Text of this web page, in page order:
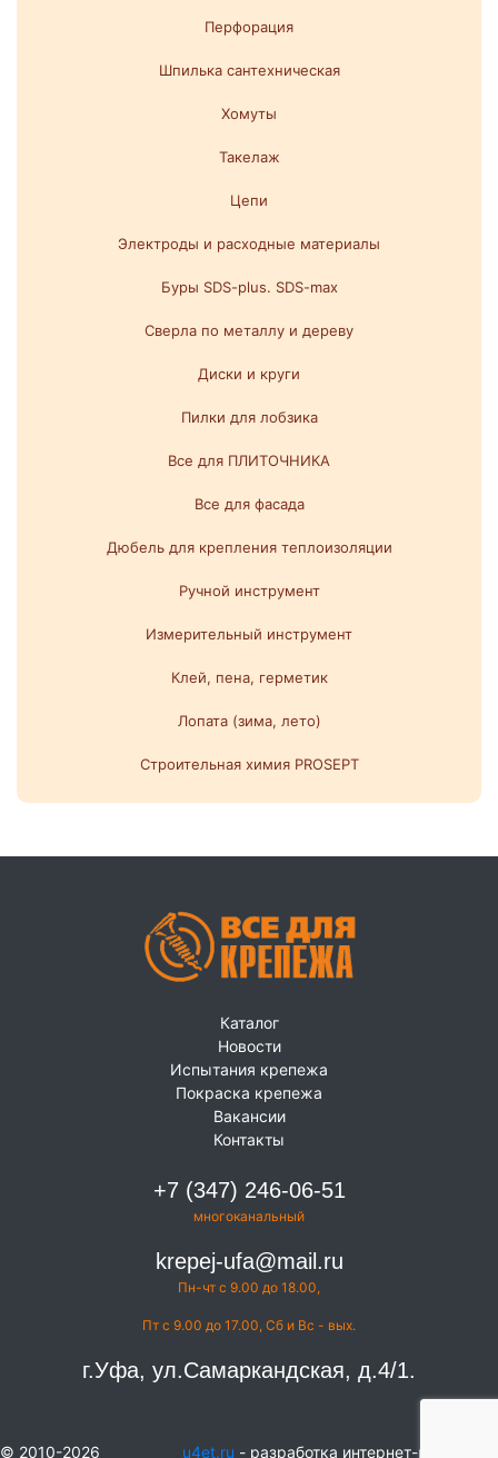
Перфорация
Шпилька сантехническая
Хомуты
Такелаж
Цепи
Электроды и расходные материалы
Буры SDS-plus. SDS-max
Сверла по металлу и дереву
Диски и круги
Пилки для лобзика
Все для ПЛИТОЧНИКА
Все для фасада
Дюбель для крепления теплоизоляции
Ручной инструмент
Измерительный инструмент
Клей, пена, герметик
Лопата (зима, лето)
Строительная химия PROSEPT
Каталог
Новости
Испытания крепежа
Покраска крепежа
Вакансии
Контакты
+7 (347) 246-06-51
многоканальный
krepej-ufa@mail.ru
Пн-чт с 9.00 до 18.00,
Пт с 9.00 до 17.00, Сб и Вс - вых.
г.Уфа, ул.Самаркандская, д.4/1.
© 2010-2026 u4et.ru - разработка интернет-магазинов